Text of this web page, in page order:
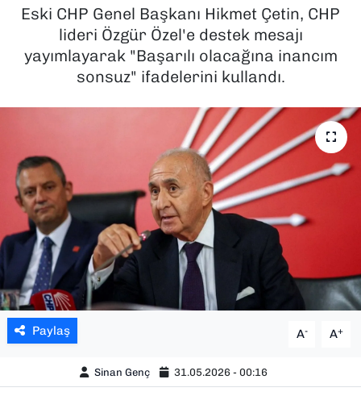
Eski CHP Genel Başkanı Hikmet Çetin, CHP
lideri Özgür Özel'e destek mesajı
yayımlayarak "Başarılı olacağına inancım
sonsuz" ifadelerini kullandı.
Paylaş A- A+
Sinan Genç 31.05.2026 - 00:16
KÜLTÜR SANAT
MAGAZİN
SPOR
TEKNOLOJİ
YAŞAM
YEREL YÖNETİMLER
Son Dakika Haberleri
Haber Arşivi